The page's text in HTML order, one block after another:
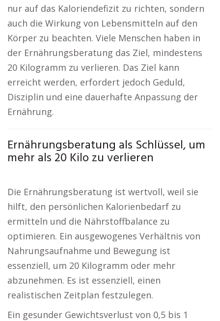
nur auf das Kaloriendefizit zu richten, sondern
auch die Wirkung von Lebensmitteln auf den
Körper zu beachten. Viele Menschen haben in
der Ernährungsberatung das Ziel, mindestens
20 Kilogramm zu verlieren. Das Ziel kann
erreicht werden, erfordert jedoch Geduld,
Disziplin und eine dauerhafte Anpassung der
Ernährung.
Ernährungsberatung als Schlüssel, um
mehr als 20 Kilo zu verlieren
Die Ernährungsberatung ist wertvoll, weil sie
hilft, den persönlichen Kalorienbedarf zu
ermitteln und die Nährstoffbalance zu
optimieren. Ein ausgewogenes Verhältnis von
Nahrungsaufnahme und Bewegung ist
essenziell, um 20 Kilogramm oder mehr
abzunehmen. Es ist essenziell, einen
realistischen Zeitplan festzulegen.
Ein gesunder Gewichtsverlust von 0,5 bis 1